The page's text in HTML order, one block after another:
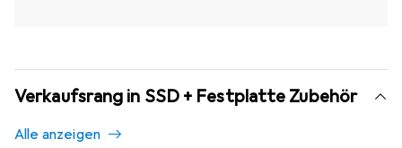
Verkaufsrang in SSD + Festplatte Zubehör
Alle anzeigen